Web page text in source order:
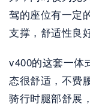
驾的座位有一定
支撑，舒适性良好
v400的这套一体
态很舒适，不费
骑行时腿部舒展